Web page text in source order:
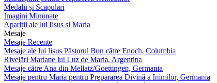
Medalii și Scapulari
Imagini Minunate
Apariții ale lui Iisus și Maria
Mesaje
Mesaje Recente
Mesaje ale lui Iisus Păstorul Bun către Enoch, Columbia
Rivelări Mariane lui Luz de Maria, Argentina
Mesaje către Ana din Mellatz/Goettingen, Germania
Mesaje pentru Maria pentru Prepararea Divină a Inimilor, Germania